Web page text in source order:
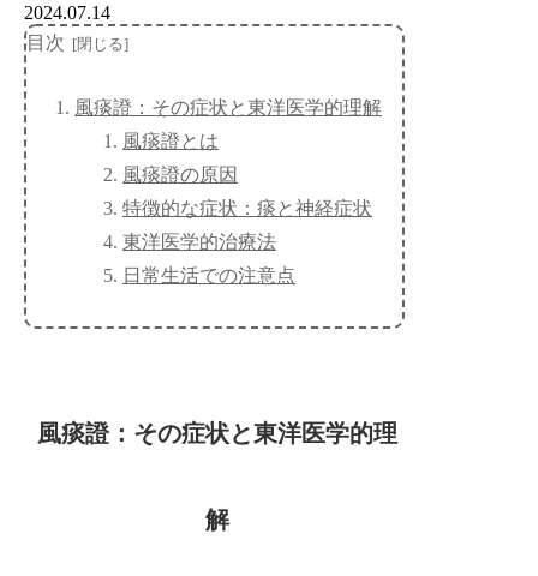
2024.07.14
目次
風痰證：その症状と東洋医学的理解
風痰證とは
風痰證の原因
特徴的な症状：痰と神経症状
東洋医学的治療法
日常生活での注意点
風痰證：その症状と東洋医学的理
解